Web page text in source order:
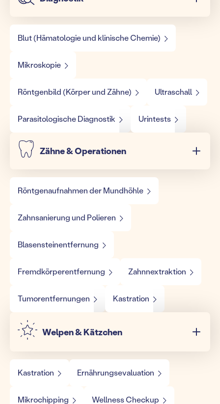
Blut (Hämatologie und klinische Chemie)
Mikroskopie
Röntgenbild (Körper und Zähne) Ultraschall
Parasitologische Diagnostik Urintests
Zähne & Operationen
Röntgenaufnahmen der Mundhöhle
Zahnsanierung und Polieren
Blasensteinentfernung
Fremdkörperentfernung Zahnnextraktion
Tumorentfernungen Kastration
Welpen & Kätzchen
Kastration Ernährungsevaluation
Mikrochipping Wellness Checkup